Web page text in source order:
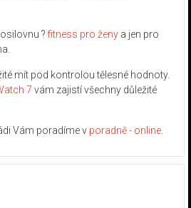
?fitness pro ženya jen pro
mít pod kontrolou tělesné hodnoty.
7 vám zajistí všechny důležité
Vám poradíme v poradně - online.